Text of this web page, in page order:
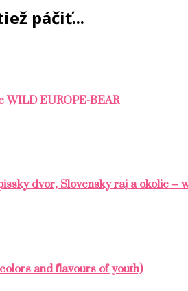
páčiť...
EUROPE-BEAR
dvor, Slovensky raj a okolie –
and flavours of youth)